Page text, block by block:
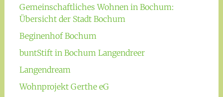
Gemeinschaftliches Wohnen in Bochum:
Übersicht der Stadt Bochum
Beginenhof Bochum
buntStift in Bochum Langendreer
Langendream
Wohnprojekt Gerthe eG